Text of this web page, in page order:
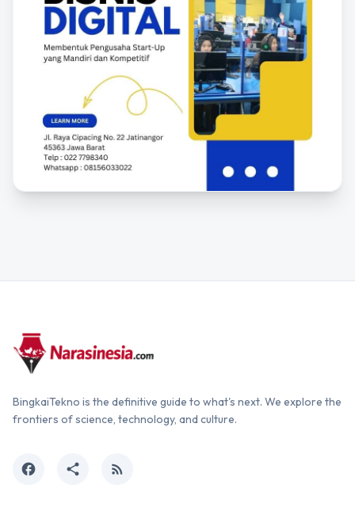
BingkaiTekno is the definitive guide to what's next. We explore the
frontiers of science, technology, and culture.
facebook share rss_feed